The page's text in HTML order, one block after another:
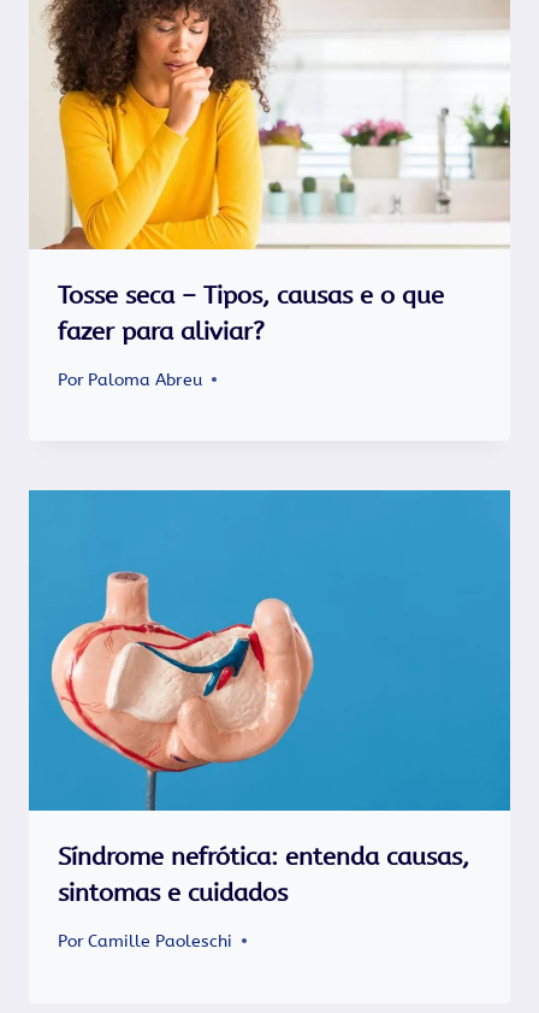
Tosse seca – Tipos, causas e o que
fazer para aliviar?
Por Paloma Abreu
Síndrome nefrótica: entenda causas,
sintomas e cuidados
PorCamille Paoleschi